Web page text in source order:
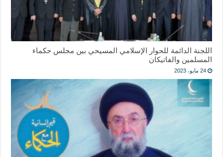
اللجنة الدائمة للحوار الإسلامي المسيحي بين مجلس حكماء
المسلمين والفاتيكان
24 مايو، 2023